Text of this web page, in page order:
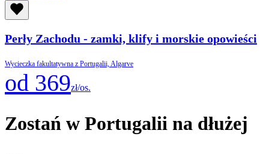
Perły Zachodu - zamki, klify i morskie opowieści
Wycieczka fakultatywna z Portugalii, Algarve
od 369zł/os.
Zostań w Portugalii na dłużej